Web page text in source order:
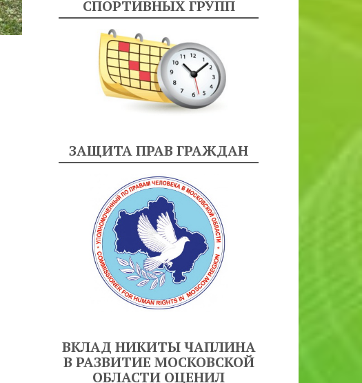
СПОРТИВНЫХ ГРУПП
ЗАЩИТА ПРАВ ГРАЖДАН
ВКЛАД НИКИТЫ ЧАПЛИНА
В РАЗВИТИЕ МОСКОВСКОЙ
ОБЛАСТИ ОЦЕНИЛ